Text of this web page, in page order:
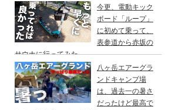
今更、電動キック
ボード「ループ」
に初めて乗って、
表参道から赤坂の
サウナに行ってみた。
八ヶ岳エアーグラ
ンドキャンプ場
は、過去一の暑さ
だったけど最高で